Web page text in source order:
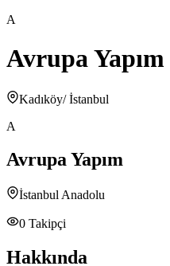
A
Avrupa Yapım
Kadıköy/ İstanbul
A
Avrupa Yapım
İstanbul Anadolu
0 Takipçi
Hakkında